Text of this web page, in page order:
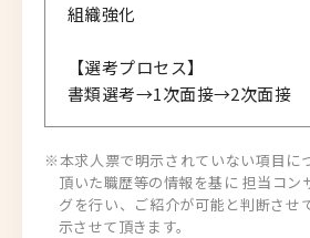
組織強化
【選考プロセス】
書類選考→1次面接→2次面接
※本求人票で明示されていない項目に
頂いた職歴等の情報を基に 担当コン
グを行い、ご紹介が可能と判断させ
示させて頂きます。